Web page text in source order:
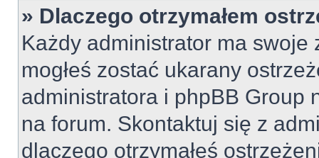
» Dlaczego otrzymałem
Każdy administrator ma swoje
mogłeś zostać ukarany
administratora i phpBB Group
na forum. Skontaktuj się z
dlaczego otrzymałeś